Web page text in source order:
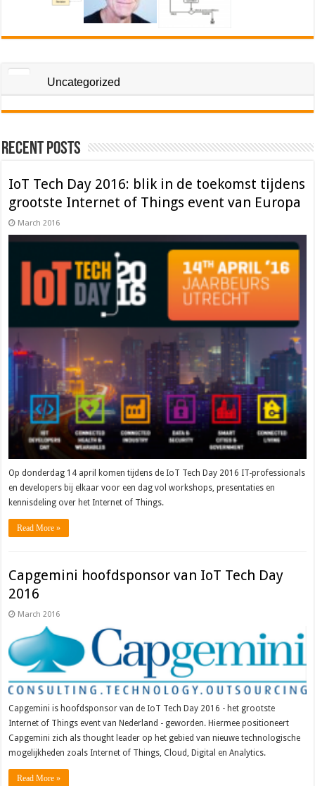
Uncategorized
Recent Posts
IoT Tech Day 2016: blik in de toekomst tijdens
grootste Internet of Things event van Europa
March 2016
Op donderdag 14 april komen tijdens de IoT Tech Day 2016 IT-professionals
en developers bij elkaar voor een dag vol workshops, presentaties en
kennisdeling over het Internet of Things.
Read More »
Capgemini hoofdsponsor van IoT Tech Day
2016
March 2016
Capgemini is hoofdsponsor van de IoT Tech Day 2016 - het grootste
Internet of Things event van Nederland - geworden. Hiermee positioneert
Capgemini zich als thought leader op het gebied van nieuwe technologische
mogelijkheden zoals Internet of Things, Cloud, Digital en Analytics.
Read More »